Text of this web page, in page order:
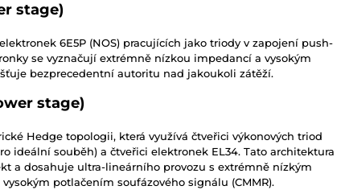
stage)
6E5P (NOS) pracujících jako triody v zapojení push-
se vyznačují extrémně nízkou impedancí a vysokým
bezprecedentní autoritu nad jakoukoli zátěží.
stage)
Hedge topologii, která využívá čtveřici výkonových triod
ideální souběh) a čtveřici elektronek EL34. Tato architektura
a dosahuje ultra-lineárního provozu s extrémně nízkým
potlačením soufázového signálu (CMMR).